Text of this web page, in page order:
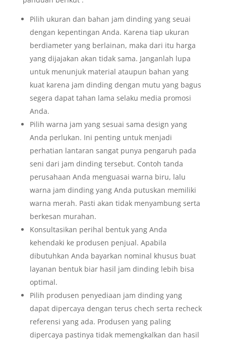
Pilih ukuran dan bahan jam dinding yang seuai
dengan kepentingan Anda. Karena tiap ukuran
berdiameter yang berlainan, maka dari itu harga
yang dijajakan akan tidak sama. Janganlah lupa
untuk menunjuk material ataupun bahan yang
kuat karena jam dinding dengan mutu yang bagus
segera dapat tahan lama selaku media promosi
Anda.
Pilih warna jam yang sesuai sama design yang
Anda perlukan. Ini penting untuk menjadi
perhatian lantaran sangat punya pengaruh pada
seni dari jam dinding tersebut. Contoh tanda
perusahaan Anda menguasai warna biru, lalu
warna jam dinding yang Anda putuskan memiliki
warna merah. Pasti akan tidak menyambung serta
berkesan murahan.
Konsultasikan perihal bentuk yang Anda
kehendaki ke produsen penjual. Apabila
dibutuhkan Anda bayarkan nominal khusus buat
layanan bentuk biar hasil jam dinding lebih bisa
optimal.
Pilih produsen penyediaan jam dinding yang
dapat dipercaya dengan terus chech serta recheck
referensi yang ada. Produsen yang paling
dipercaya pastinya tidak memengkalkan dan hasil